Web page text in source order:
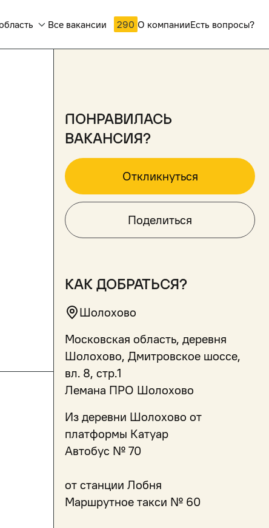
Все вакансии 290 О компанииЕсть вопросы?
понравилась
вакансия?
Откликнуться
Поделиться
как добраться?
Шолохово
Московская область, деревня
Шолохово, Дмитровское шоссе,
вл. 8, стр.1
Лемана ПРО Шолохово
Из деревни Шолохово от
платформы Катуар
Автобус № 70
от станции Лобня
Маршрутное такси № 60